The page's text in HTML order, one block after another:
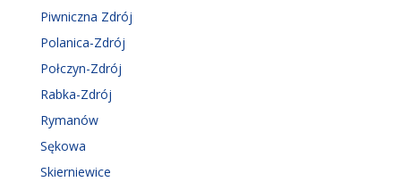
Piwniczna Zdrój
Polanica-Zdrój
Połczyn-Zdrój
Rabka-Zdrój
Rymanów
Sękowa
Skierniewice